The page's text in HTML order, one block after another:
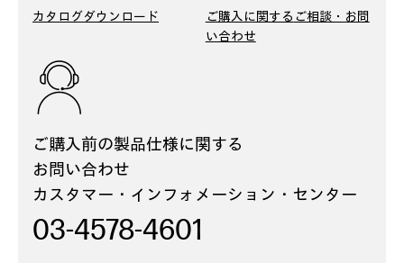
カタログダウンロード ご購入に関する ご相談・お問
い合わせ
ご購入前の製品仕様に関する
お問い合わせ
カスタマー・インフォメーション・ センター
03-4578-4601